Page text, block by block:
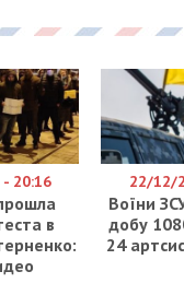
издание
Magyar
для
о
остаются такие
стран
они смогут
наблюдается
относятся IT,
льготой могут
есть